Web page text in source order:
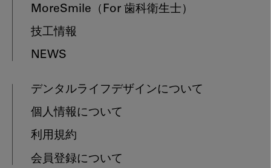
MoreSmile （For 歯科衛生士）
技工情報
NEWS
デンタルライフデザインについて
個人情報について
利用規約
会員登録について